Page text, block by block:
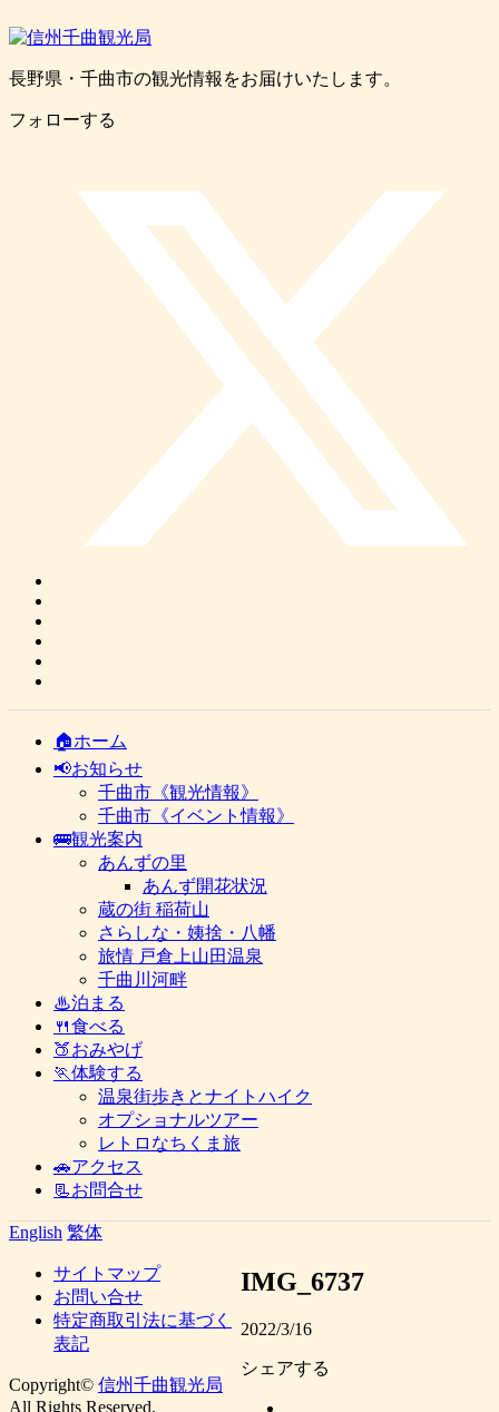
長野県・千曲市の観光情報をお届けいたします。
フォローする
🏠ホーム
📢お知らせ
千曲市《観光情報》
千曲市《イベント情報》
🚌観光案内
あんずの里
あんず開花状況
蔵の街 稲荷山
さらしな・姨捨・八幡
旅情 戸倉上山田温泉
千曲川河畔
♨泊まる
🍴食べる
🍑おみやげ
🏃体験する
温泉街歩きとナイトハイク
オプショナルツアー
レトロなちくま旅
🚗アクセス
📃お問合せ
English 繁体
IMG_6737
2022/3/16
シェアする
サイトマップ
お問い合せ
特定商取引法に基づく
表記
Copyright© 信州千曲観光局
All Rights Reserved.